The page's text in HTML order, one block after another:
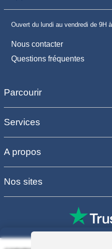
Ouvert du lundi au vendredi de 9H
Nous contacter
Questions fréquentes
Parcourir
Services
A propos
Nos sites